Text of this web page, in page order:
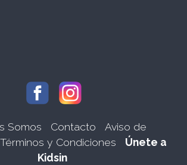
Somos Contacto
Aviso de
Términos y Condiciones
Únete a
Kidsin